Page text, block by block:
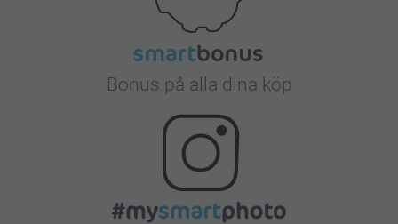
Bonus på alla dina köp